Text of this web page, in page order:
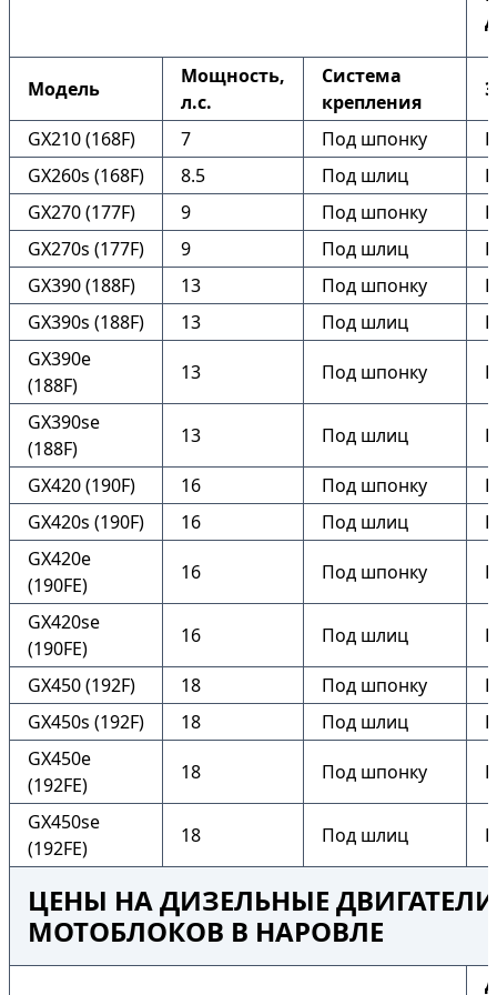
Модель
Мощность,
л.с.
Система
крепления
GX210 (168F) 7 Под шпонку
GX260s (168F)
8.5 Под шлиц
GX270 (177F)
9 Под шпонку
GX270s (177F)
9 Под шлиц
GX390 (188F)
13 Под шпонку
GX390s (188F)
13 Под шлиц
GX390e
(188F)
13 Под шпонку
GX390se
(188F)
13 Под шлиц
GX420 (190F) 16 Под шпонку
GX420s (190F)
16 Под шлиц
GX420e
(190FE)
16 Под шпонку
GX420se
(190FE)
16 Под шлиц
GX450 (192F) 18 Под шпонку
GX450s (192F)
18 Под шлиц
GX450e
(192FE)
18 Под шпонку
GX450se
(192FE)
18 Под шлиц
ЦЕНЫ НА ДИЗЕЛЬНЫЕ
МОТОБЛОКОВ В НАРОВЛЕ